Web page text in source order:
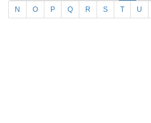
N O P Q R S T U